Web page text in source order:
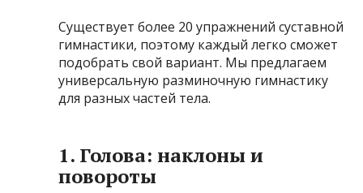
Существует более 20 упражнений суставной
гимнастики, поэтому каждый легко сможет
подобрать свой вариант. Мы предлагаем
универсальную разминочную гимнастику
для разных частей тела.
1. Голова: наклоны и
повороты